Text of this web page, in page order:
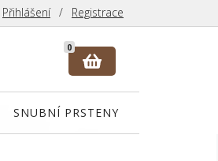
Přihlášení Registrace
0
SNUBNÍ PRSTENY